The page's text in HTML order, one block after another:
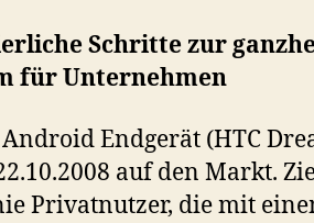
Schritte zur
für Unternehmen
Android Endgerät (HTC
auf den Markt.
Privatnutzer, die mit